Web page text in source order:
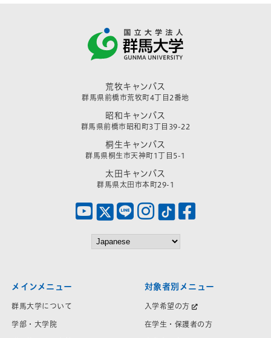
荒牧キャンパス
群馬県前橋市荒牧町4丁目2番地
昭和キャンパス
群馬県前橋市昭和町3丁目39-22
桐生キャンパス
群馬県桐生市天神町1丁目5-1
太田キャンパス
群馬県太田市本町29-1
メインメニュー
群馬大学について
学部・大学院
対象者別メニュー
入学希望の方
在学生・保護者の方